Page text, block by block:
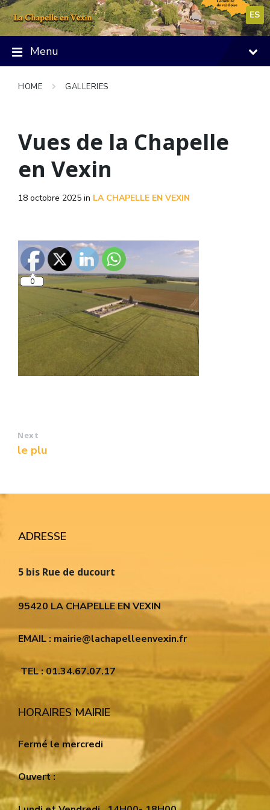
Skip
to
content
Skip
to
main
navigation
Skip
to
footer
ES
Menu
HOME GALLERIES
Vues de la Chapelle
en Vexin
18 octobre 2025 in LA CHAPELLE EN VEXIN
Next
le plu
ADRESSE
5 bis Rue de ducourt
95420 LA CHAPELLE EN VEXIN
EMAIL : mairie@lachapelleenvexin.fr
TEL : 01.34.67.07.17
HORAIRES MAIRIE
Fermé le mercredi
Ouvert :
0